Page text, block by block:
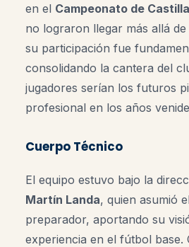
en el Campeonato de
no lograron llegar más allá
su participación fue
consolidando la cantera del
jugadores serían los futuros
profesional en los años
Cuerpo Técnico
El equipo estuvo bajo la
Martín Landa, quien asumió
preparador, aportando su
experiencia en el fútbol base.